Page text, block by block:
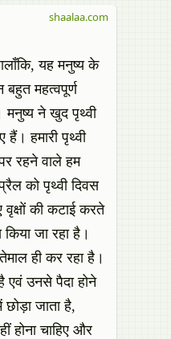
यह मनुष्य के
महत्वपूर्ण
मनुष्य ने खुद पृथ्वी
हमारी पृथ्वी
रहने वाले हम
को पृथ्वी दिवस
वृक्षों की कटाई करते
जा रहा है।
ही कर रहा है।
एवं उनसे पैदा होने
जाता है,
होना चाहिए और
shaalaa.com